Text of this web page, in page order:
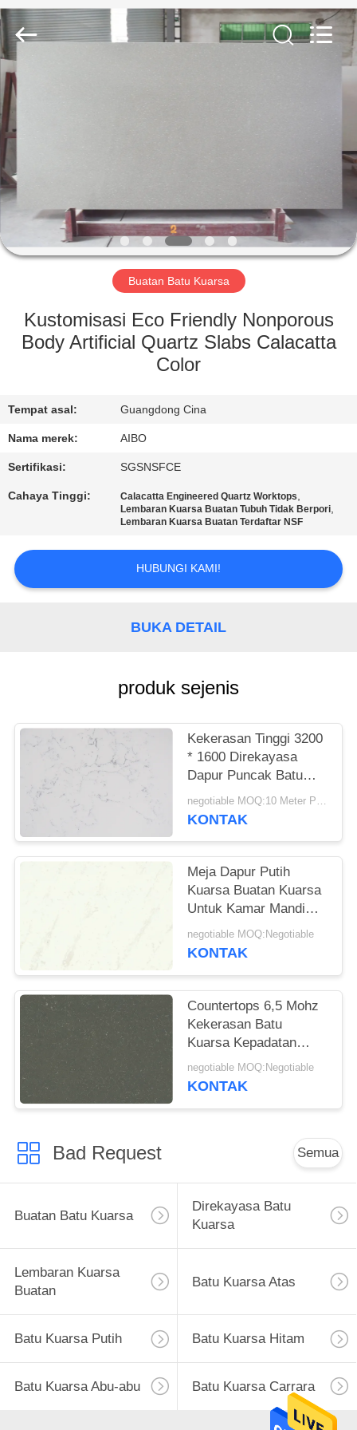
RUMAH
PRODUK
TENTANG
KAMI
TUR
KONTROL
HUBUNGI
KAMI
BERITA
PENAWARAN
New
Material
Technology
CO.,Ltd.
All
Rights
Reserved.
Buatan Batu Kuarsa
Kustomisasi Eco Friendly Nonporous
Body Artificial Quartz Slabs Calacatta
Color
Tempat asal: Guangdong Cina
Nama merek: AIBO
Sertifikasi: SGSNSFCE
Cahaya Tinggi: Calacatta Engineered Quartz Worktops,
Lembaran Kuarsa Buatan Tubuh Tidak Berpori,
Lembaran Kuarsa Buatan Terdaftar NSF
HUBUNGI KAMI!
BUKA DETAIL
produk sejenis
Kekerasan Tinggi 3200
* 1600 Direkayasa
Dapur Puncak Batu
Kuarsa Tahan Dampak negotiable MOQ:10 Meter Persegi
KONTAK
Meja Dapur Putih
Kuarsa Buatan Kuarsa
Untuk Kamar Mandi
Vanitytop
negotiable MOQ:Negotiable
KONTAK
Countertops 6,5 Mohz
Kekerasan Batu
Kuarsa Kepadatan
Tinggi
negotiable MOQ:Negotiable
KONTAK
Bad Request Semua
Buatan Batu Kuarsa
Direkayasa Batu
Kuarsa
Lembaran Kuarsa
Buatan
Batu Kuarsa Atas
Batu Kuarsa Putih Batu Kuarsa Hitam
Batu Kuarsa Abu-abu Batu Kuarsa Carrara